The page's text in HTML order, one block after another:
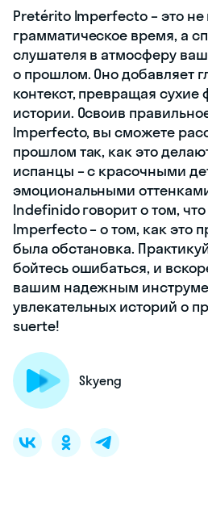
Pretérito Imperfecto – это не
грамматическое время, а
слушателя в атмосферу
о прошлом. Оно добавляет
контекст, превращая
истории. Освоив
Imperfecto, вы сможете
прошлом так, как это
испанцы – с красочными
эмоциональными
Indefinido говорит о том,
Imperfecto – о том, как это
была обстановка.
бойтесь ошибаться, и
вашим надежным
увлекательных историй о
suerte!
Skyeng